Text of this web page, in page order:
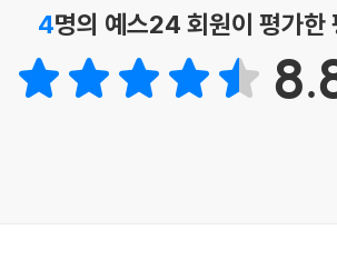
4명의 예스24 회원이 평가한